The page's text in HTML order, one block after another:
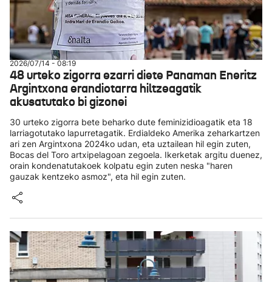
2026/07/14 - 08:19
48 urteko zigorra ezarri diete Panaman Eneritz
Argintxona erandiotarra hiltzeagatik
akusatutako bi gizonei
30 urteko zigorra bete beharko dute feminizidioagatik eta 18
larriagotutako lapurretagatik. Erdialdeko Amerika zeharkartzen
ari zen Argintxona 2024ko udan, eta uztailean hil egin zuten,
Bocas del Toro artxipelagoan zegoela. Ikerketak argitu duenez,
orain kondenatutakoek kolpatu egin zuten neska "haren
gauzak kentzeko asmoz", eta hil egin zuten.